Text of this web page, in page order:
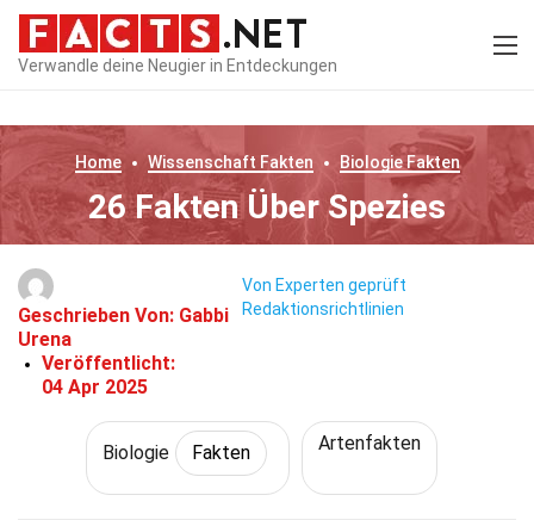
Verwandle deine Neugier in Entdeckungen
Home Wissenschaft Fakten BiologieFakten
26 Fakten Über Spezies
Geschrieben Von: Gabbi
Urena
Veröffentlicht:
04 Apr 2025
Von Experten geprüft
Redaktionsrichtlinien
Biologie Fakten Artenfakten